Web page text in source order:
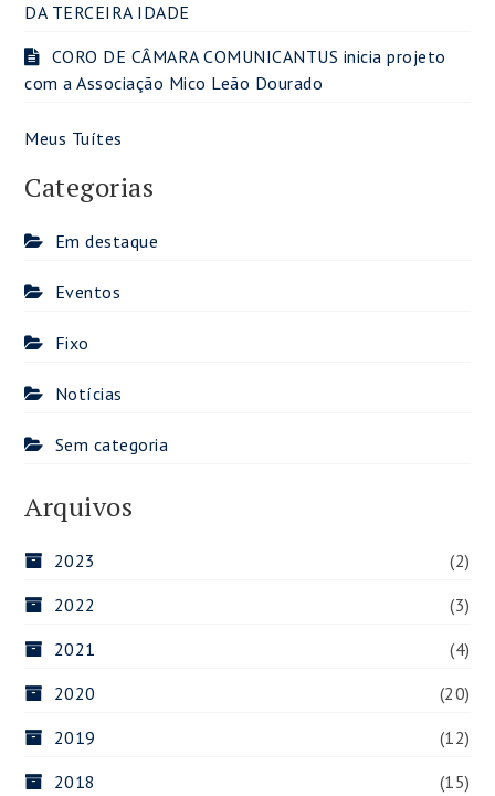
DA TERCEIRA IDADE
CORO DE CÂMARA COMUNICANTUS inicia projeto
com a Associação Mico Leão Dourado
Meus Tuítes
Categorias
Em destaque
Eventos
Fixo
Notícias
Sem categoria
Arquivos
2023
(2)
2022
(3)
2021
(4)
2020
(20)
2019
(12)
2018
(15)